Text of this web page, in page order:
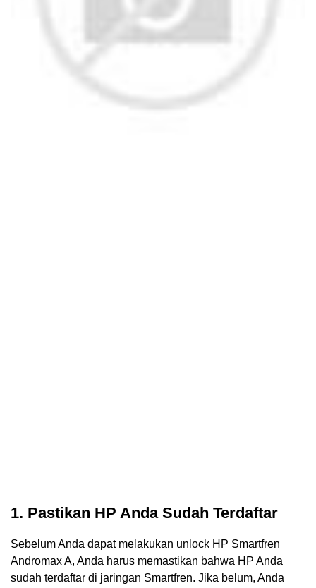
1. Pastikan HP Anda Sudah Terdaftar
Sebelum Anda dapat melakukan unlock HP Smartfren
Andromax A, Anda harus memastikan bahwa HP Anda
sudah terdaftar di jaringan Smartfren. Jika belum, Anda